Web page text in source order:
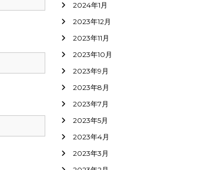
2024年1月
2023年12月
2023年11月
2023年10月
2023年9月
2023年8月
2023年7月
2023年5月
2023年4月
2023年3月